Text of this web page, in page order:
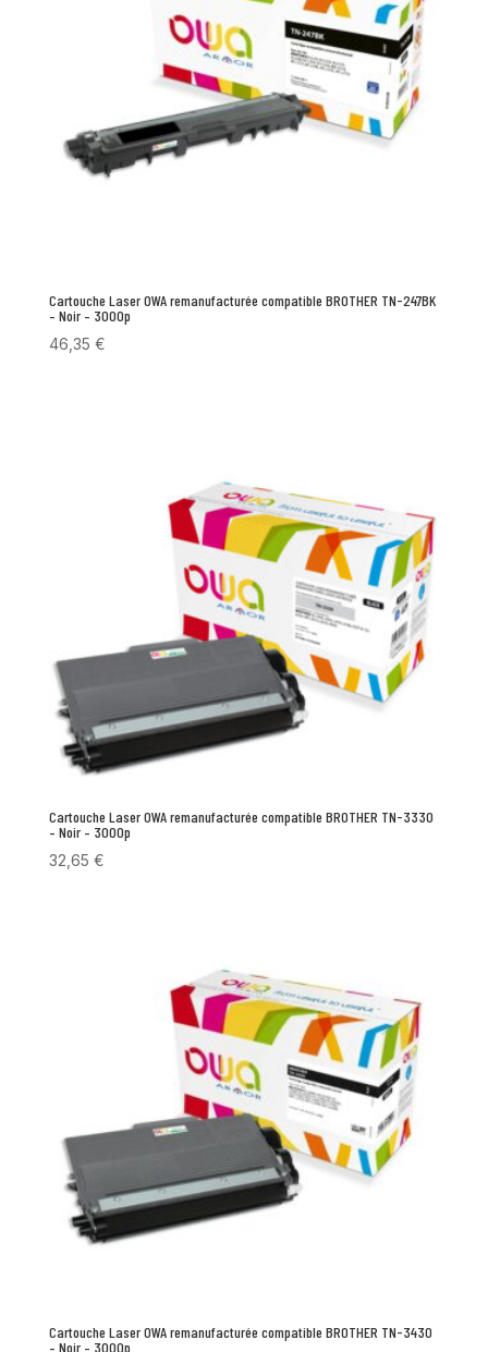
Cartouche Laser OWA remanufacturée compatible BROTHER TN-247BK
– Noir – 3000p
46,35 €
Cartouche Laser OWA remanufacturée compatible BROTHER TN-3330
– Noir – 3000p
32,65 €
Cartouche Laser OWA remanufacturée compatible BROTHER TN-3430
– Noir – 3000p